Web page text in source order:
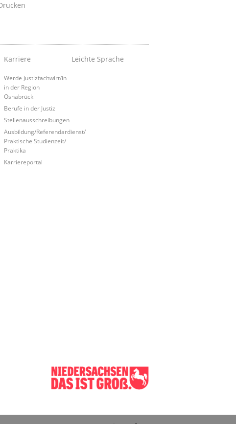
Karriere
Werde Justizfachwirt/in
in der Region
Osnabrück
Berufe in der Justiz
Stellenausschreibungen
Ausbildung/Referendardienst/
Praktische Studienzeit/
Praktika
Karriereportal
Leichte Sprache